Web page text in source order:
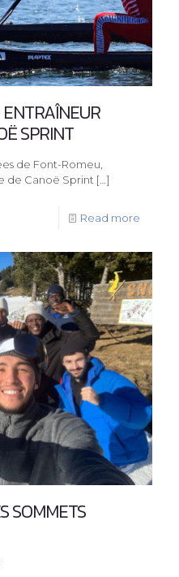
SPRINT
de Font-Romeu,
de Canoë Sprint […]
Read more
SOMMETS